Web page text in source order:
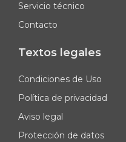
Servicio técnico
Contacto
Textos legales
Condiciones de Uso
Política de privacidad
Aviso legal
Protección de datos